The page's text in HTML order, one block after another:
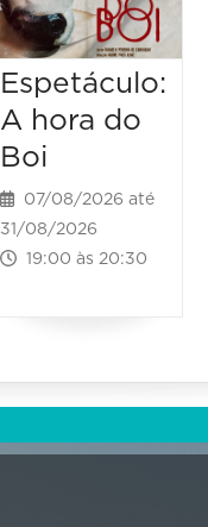
Espetáculo:
A hora do
Boi
07/08/2026 até
31/08/2026
19:00 às 20:30